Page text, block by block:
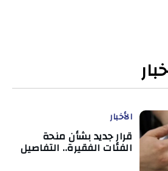
الأخبار
قرار جديد بشأن منحة
الفئات الفقيرة.. التفاصيل